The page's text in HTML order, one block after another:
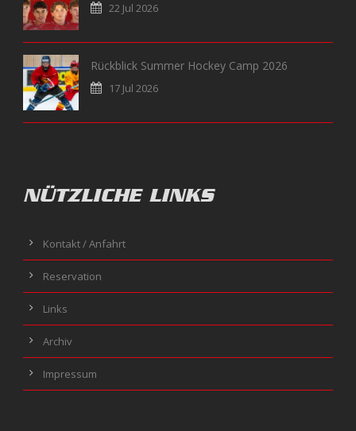
22 Jul 2026
Rückblick Summer Hockey Camp 2026
17 Jul 2026
NÜTZLICHE LINKS
Kontakt / Anfahrt
Reservation
Links
Archiv
Impressum